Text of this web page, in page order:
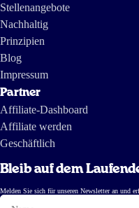
Stellenangebote
Nachhaltig
Prinzipien
Blog
Impressum
Partner
Affiliate-Dashboard
Affiliate werden
Geschäftlich
Bleib auf dem
Melden Sie sich für unseren Newsletter an und
Name